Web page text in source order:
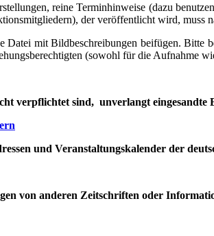
reine Terminhinweise (dazu
der veröffentlicht wird,
mit Bildbeschreibungen beifügen. Bitte
(sowohl für die Aufnahme
verpflichtet sind, unverlangt eingesandte
und Veranstaltungskalender der
von anderen Zeitschriften oder